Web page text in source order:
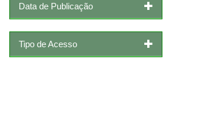
Data de Publicação
Tipo de Acesso